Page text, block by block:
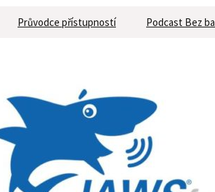
Průvodce přístupností Podcast Bez